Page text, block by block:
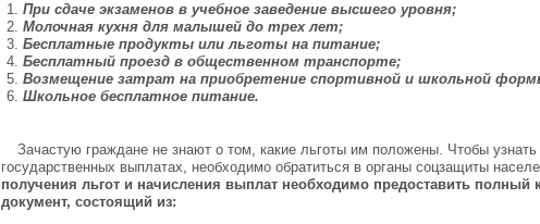
При сдаче экзаменов в учебное заведение высшего уровня;
Молочная кухня для малышей до трех лет;
Бесплатные продукты или льготы на питание;
Бесплатный проезд в общественном транспорте;
Возмещение затрат на приобретение спортивной и школьной
Школьное бесплатное питание.
Зачастую граждане не знают о том, какие льготы им положены. Чтобы узнать
государственных выплатах, необходимо обратиться в органы соцзащиты
получения льгот и начисления выплат необходимо предоставить полный
документ, состоящий из: